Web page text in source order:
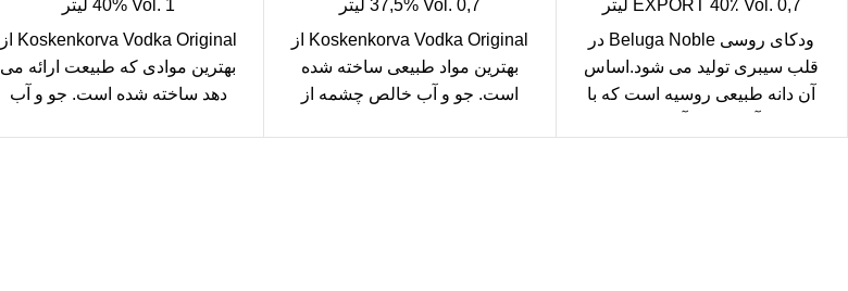
EXPORT 40٪ Vol. 0,7 لیتر
ودکای روسی Beluga Noble در
قلب سیبری تولید می شود.اساس
آن دانه طبیعی روسیه است که با
37,5% Vol. 0,7 لیتر
Koskenkorva Vodka Original از
بهترین مواد طبیعی ساخته شده
است. جو و آب خالص چشمه از
40% Vol. 1 لیتر
Koskenkorva Vodka Original از
بهترین موادی که طبیعت ارائه می
دهد ساخته شده است. جو و آب